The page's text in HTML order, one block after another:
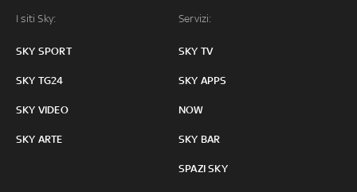
I siti Sky:
SKY SPORT
SKY TG24
SKY VIDEO
SKY ARTE
Servizi:
SKY TV
SKY APPS
NOW
SKY BAR
SPAZI SKY